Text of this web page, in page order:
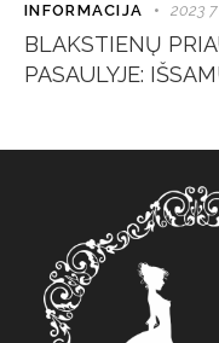
INFORMACIJA 2023
BLAKSTIENŲ
PASAULYJE: